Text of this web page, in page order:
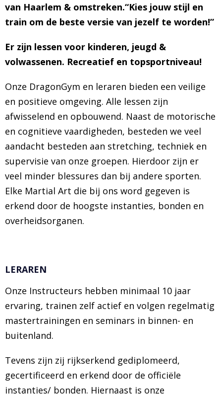
van Haarlem & omstreken.“Kies jouw stijl en
train om de beste versie van jezelf te worden!”
Er zijn lessen voor kinderen, jeugd &
volwassenen. Recreatief en topsportniveau!
Onze DragonGym en leraren bieden een veilige
en positieve omgeving. Alle lessen zijn
afwisselend en opbouwend. Naast de motorische
en cognitieve vaardigheden, besteden we veel
aandacht besteden aan stretching, techniek en
supervisie van onze groepen. Hierdoor zijn er
veel minder blessures dan bij andere sporten.
Elke Martial Art die bij ons word gegeven is
erkend door de hoogste instanties, bonden en
overheidsorganen.
LERAREN
Onze Instructeurs hebben minimaal 10 jaar
ervaring, trainen zelf actief en volgen regelmatig
mastertrainingen en seminars in binnen- en
buitenland.
Tevens zijn zij rijkserkend gediplomeerd,
gecertificeerd en erkend door de officiële
instanties/ bonden. Hiernaast is onze